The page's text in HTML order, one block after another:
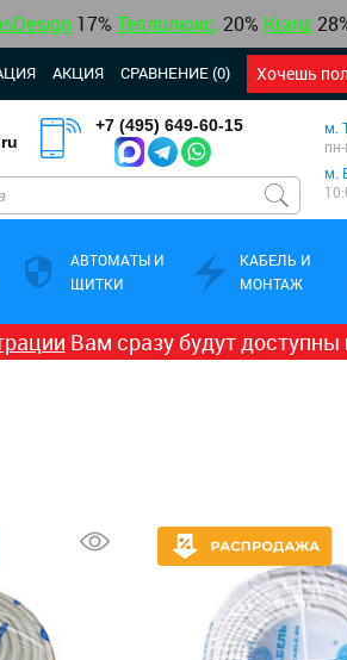
17% Теплолюкс, 20% Kranz
АКЦИЯ СРАВНЕНИЕ (0) Хочешь
+7 (495) 649-60-15
м.
м.
АВТОМАТЫ И
ЩИТКИ
КАБЕЛЬ И
МОНТАЖ
Вам сразу будут